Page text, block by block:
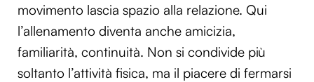
movimento lascia spazio alla relazione. Qui
l’allenamento diventa anche amicizia,
familiarità, continuità. Non si condivide più
soltanto l’attività fisica, ma il piacere di fermarsi